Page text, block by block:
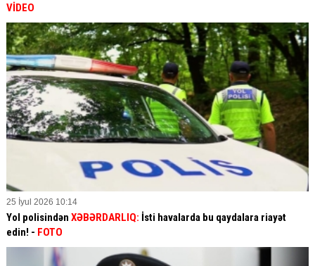
VİDEO
25 İyul 2026 10:14
Yol polisindən XƏBƏRDARLIQ: İsti havalarda bu qaydalara riayət
edin! - FOTO